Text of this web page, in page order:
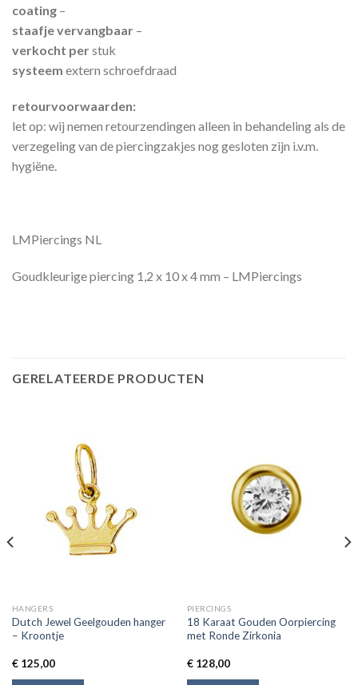
coating –
staafje vervangbaar –
verkocht perstuk
systeem extern schroefdraad
retourvoorwaarden:
let op: wij nemen retourzendingen alleen in behandeling als de
verzegeling van de piercingzakjes nog gesloten zijn i.v.m.
hygiëne.
LMPiercings NL
Goudkleurige piercing 1,2 x 10 x 4 mm – LMPiercings
GERELATEERDE PRODUCTEN
HANGERS
Dutch Jewel Geelgouden hanger
– Kroontje
€125,00
PIERCINGS
18 Karaat Gouden Oorpiercing
met Ronde Zirkonia
€128,00